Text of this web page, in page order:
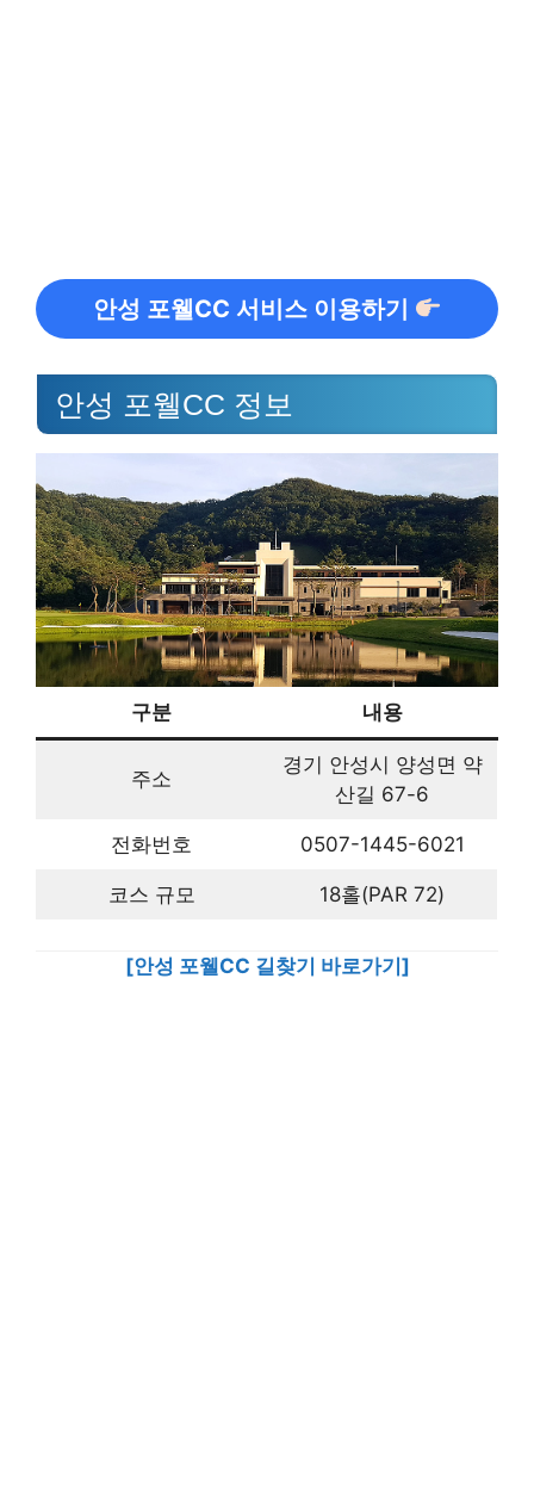
안성 포웰CC 서비스 이용하기
안성 포웰CC 정보
구분 내용
주소
경기 안성시 양성면 약
산길 67-6
전화번호 0507-1445-6021
코스 규모 18홀(PAR 72)
[안성 포웰CC 길찾기 바로가기]